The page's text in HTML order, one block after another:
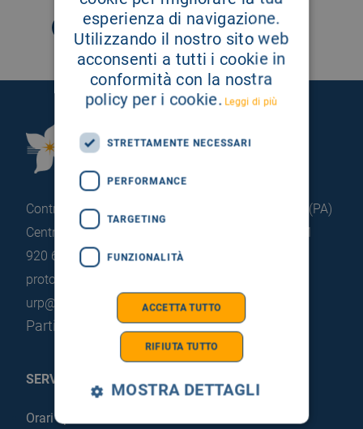
Fondazione Istituto
G.Giglio di Cefalù
Contrada Pietrapollastra - Pisciotto 90015 Cefalù (PA)
Centralino: +39 0921 920 111
Portineria: +39 0921
920 663
protocollo@pec.hsrgiglio.it
urp@hsrgiglio.it
Partita IVA: 05205490823
SERVIZI AL PAZIENTE
Orari sportelli
esperienza di navigazione.
Utilizzando il nostro sito web
acconsenti a tutti i cookie in
conformità con la nostra
policy per i cookie. Leggi di più
STRETTAMENTE NECESSARI
PERFORMANCE
TARGETING
FUNZIONALITÀ
ACCETTA TUTTO
RIFIUTA TUTTO
MOSTRA DETTAGLI